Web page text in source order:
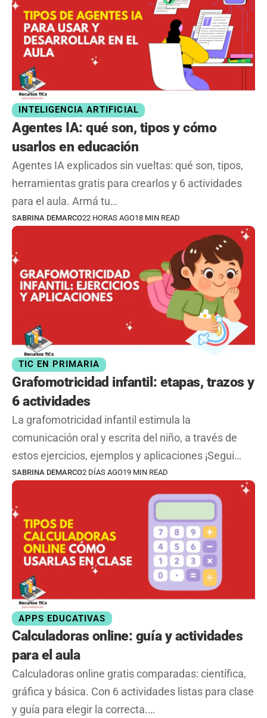
INTELIGENCIA ARTIFICIAL
Agentes IA: qué son, tipos y cómo
usarlos en educación
Agentes IA explicados sin vueltas: qué son, tipos,
herramientas gratis para crearlos y 6 actividades
para el aula. Armá tu…
SABRINA DEMARCO22 HORAS AGO18 MIN READ
TIC EN PRIMARIA
Grafomotricidad infantil: etapas, trazos y
6 actividades
La grafomotricidad infantil estimula la
comunicación oral y escrita del niño, a través de
estos ejercicios, ejemplos y aplicaciones ¡Segui…
SABRINA DEMARCO2 DÍAS AGO19 MIN READ
APPS EDUCATIVAS
Calculadoras online: guía y actividades
para el aula
Calculadoras online gratis comparadas: científica,
gráfica y básica. Con 6 actividades listas para clase
y guía para elegir la correcta.…